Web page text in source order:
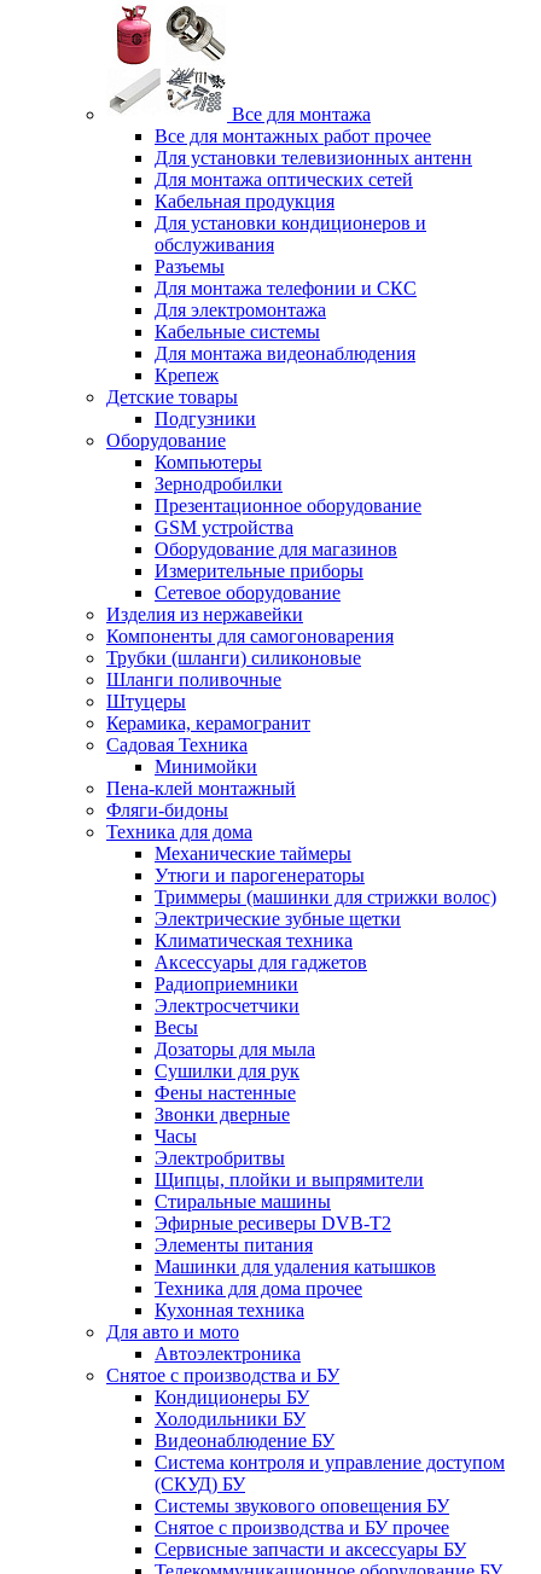
Все для монтажа
Все для монтажных работ прочее
Для установки телевизионных антенн
Для монтажа оптических сетей
Кабельная продукция
Для установки кондиционеров и
обслуживания
Разъемы
Для монтажа телефонии и СКС
Для электромонтажа
Кабельные системы
Для монтажа видеонаблюдения
Крепеж
Детские товары
Подгузники
Оборудование
Компьютеры
Зернодробилки
Презентационное оборудование
GSM устройства
Оборудование для магазинов
Измерительные приборы
Сетевое оборудование
Изделия из нержавейки
Компоненты для самогоноварения
Трубки (шланги) силиконовые
Шланги поливочные
Штуцеры
Керамика, керамогранит
Садовая Техника
Минимойки
Пена-клей монтажный
Фляги-бидоны
Техника для дома
Механические таймеры
Утюги и парогенераторы
Триммеры (машинки для стрижки волос)
Электрические зубные щетки
Климатическая техника
Аксессуары для гаджетов
Радиоприемники
Электросчетчики
Весы
Дозаторы для мыла
Сушилки для рук
Фены настенные
Звонки дверные
Часы
Электробритвы
Щипцы, плойки и выпрямители
Стиральные машины
Эфирные ресиверы DVB-T2
Элементы питания
Машинки для удаления катышков
Техника для дома прочее
Кухонная техника
Для авто и мото
Автоэлектроника
Снятое с производства и БУ
Кондиционеры БУ
Холодильники БУ
Видеонаблюдение БУ
Система контроля и управление доступом
(СКУД) БУ
Системы звукового оповещения БУ
Снятое с производства и БУ прочее
Сервисные запчасти и аксессуары БУ